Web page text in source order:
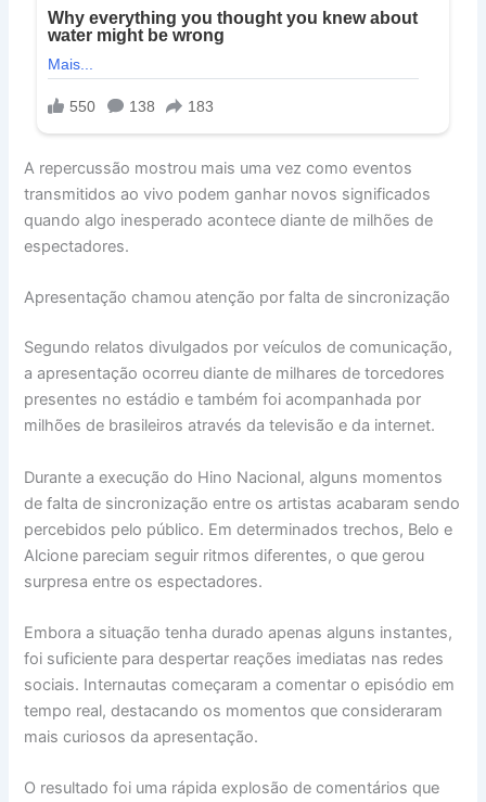
A repercussão mostrou mais uma vez como eventos
transmitidos ao vivo podem ganhar novos significados
quando algo inesperado acontece diante de milhões de
espectadores.
Apresentação chamou atenção por falta de sincronização
Segundo relatos divulgados por veículos de comunicação,
a apresentação ocorreu diante de milhares de torcedores
presentes no estádio e também foi acompanhada por
milhões de brasileiros através da televisão e da internet.
Durante a execução do Hino Nacional, alguns momentos
de falta de sincronização entre os artistas acabaram sendo
percebidos pelo público. Em determinados trechos, Belo e
Alcione pareciam seguir ritmos diferentes, o que gerou
surpresa entre os espectadores.
Embora a situação tenha durado apenas alguns instantes,
foi suficiente para despertar reações imediatas nas redes
sociais. Internautas começaram a comentar o episódio em
tempo real, destacando os momentos que consideraram
mais curiosos da apresentação.
O resultado foi uma rápida explosão de comentários que